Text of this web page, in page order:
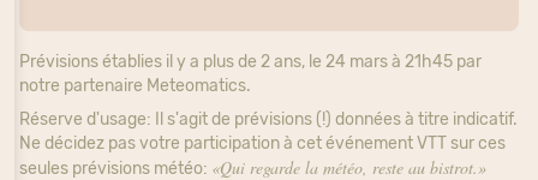
Prévisions établies il y a plus de 2 ans, le 24 mars à 21h45 par
notre partenaire Meteomatics.
Réserve d'usage: Il s'agit de prévisions (!) données à titre indicatif.
Ne décidez pas votre participation à cet événement VTT sur ces
seules prévisions météo: «Qui regarde la météo, reste au bistrot.»